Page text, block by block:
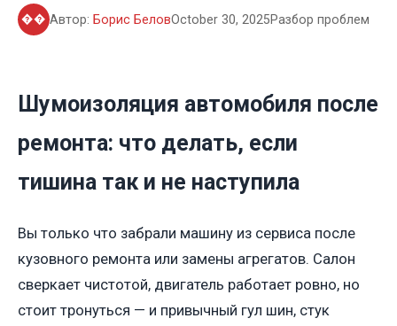
�� Автор: Борис БеловOctober 30, 2025Разбор проблем
Шумоизоляция автомобиля после
ремонта: что делать, если
тишина так и не наступила
Вы только что забрали машину из сервиса после
кузовного ремонта или замены агрегатов. Салон
сверкает чистотой, двигатель работает ровно, но
стоит тронуться — и привычный гул шин, стук